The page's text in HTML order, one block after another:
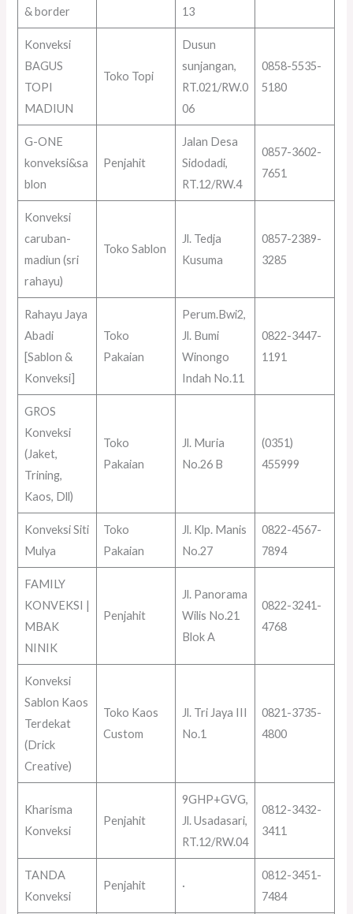
& border
13
Konveksi
BAGUS
TOPI
MADIUN
Toko Topi
Dusun
sunjangan,
RT.021/RW.0
06
0858-5535-
5180
G-ONE
konveksi&sa
blon
Penjahit
Jalan Desa
Sidodadi,
RT.12/RW.4
0857-3602-
7651
Konveksi
caruban-
madiun (sri
rahayu)
Toko Sablon
Jl. Tedja
Kusuma
0857-2389-
3285
Rahayu Jaya
Abadi
[Sablon &
Konveksi]
Toko
Pakaian
Perum.Bwi2,
Jl. Bumi
Winongo
Indah No.11
0822-3447-
1191
GROS
Konveksi
(Jaket,
Trining,
Kaos, Dll)
Toko
Pakaian
Jl. Muria
No.26 B
(0351)
455999
Konveksi Siti
Mulya
Toko
Pakaian
Jl. Klp. Manis
No.27
0822-4567-
7894
FAMILY
KONVEKSI |
MBAK
NINIK
Penjahit
Jl. Panorama
Wilis No.21
Blok A
0822-3241-
4768
Konveksi
Sablon Kaos
Terdekat
(Drick
Creative)
Toko Kaos
Custom
Jl. Tri Jaya III
No.1
0821-3735-
4800
Kharisma
Konveksi
Penjahit
9GHP+GVG,
Jl. Usadasari,
RT.12/RW.04
0812-3432-
3411
TANDA
Konveksi
Penjahit ·
0812-3451-
7484